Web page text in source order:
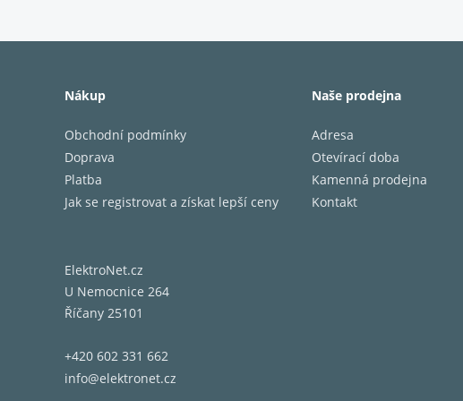
Vícejazyčné
Automatický
Rozměry: V175
Hmotnost: 1,6 kg
Díky Wi-Fi a
Amazon Music
Díky Oled
zdrojích lze
ideálním
Nákup
Obchodní podmínky
Doprava
Platba
Jak se registrovat a získat lepší ceny
Naše prodejna
Adresa
Otevírací doba
Kamenná prodejna
Kontakt
ElektroNet.cz
U Nemocnice 264
Říčany 25101
+420 602 331 662
info@elektronet.cz